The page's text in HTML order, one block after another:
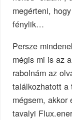
megérteni,
fénylik…
Persze
mégis mi is az
rabolnám az
találkozhatott a
mégsem,
tavalyi